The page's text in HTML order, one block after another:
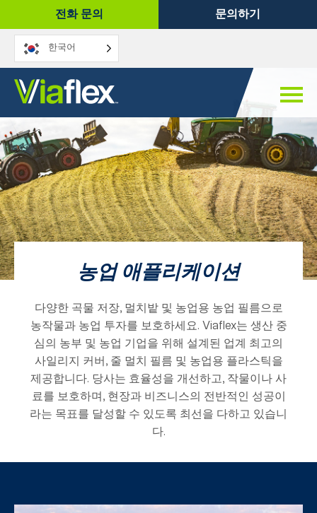
기
전화 문의 문의하기
한국어
농업 애플리케이션
다양한 곡물 저장, 멀치밭 및 농업용 농업 필름으로
농작물과 농업 투자를 보호하세요. Viaflex는 생산 중
심의 농부 및 농업 기업을 위해 설계된 업계 최고의
사일리지 커버, 줄 멀치 필름 및 농업용 플라스틱을
제공합니다. 당사는 효율성을 개선하고, 작물이나 사
료를 보호하며, 현장과 비즈니스의 전반적인 성공이
라는 목표를 달성할 수 있도록 최선을 다하고 있습니
다.